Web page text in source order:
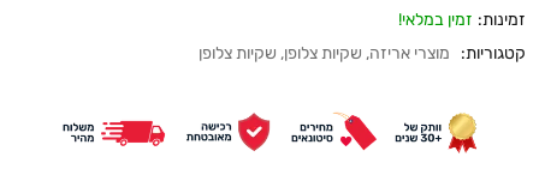
זמינות: זמין במלאי!
קטגוריות:
מוצרי אריזה, שקיות צלופן, שקיות צלופן